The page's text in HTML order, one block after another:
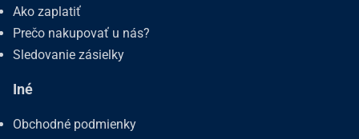
Ako zaplatiť
Prečo nakupovať u nás?
Sledovanie zásielky
Iné
Obchodné podmienky